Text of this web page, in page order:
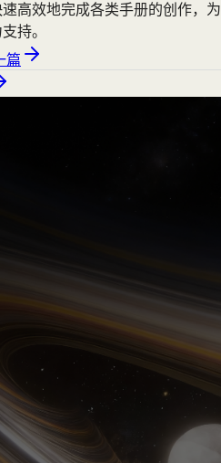
高效地完成各类手册的创作，为
持。
篇